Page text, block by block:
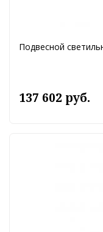
Подвесной
137 602 руб.